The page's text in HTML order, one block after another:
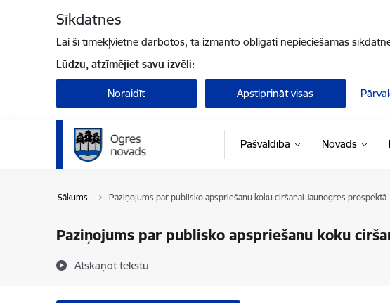
Sīkdatnes
Lai šī tīmekļvietne darbotos, tā izmanto obligāti nepieciešamās
Lūdzu, atzīmējiet savu izvēli:
Noraidīt Apstiprināt visas
Pašvaldība Novads
Sākums Paziņojums par publisko apspriešanu koku ciršanai Jaunogres prospektā
Paziņojums par publisko apspriešanu koku
Atskaņot tekstu